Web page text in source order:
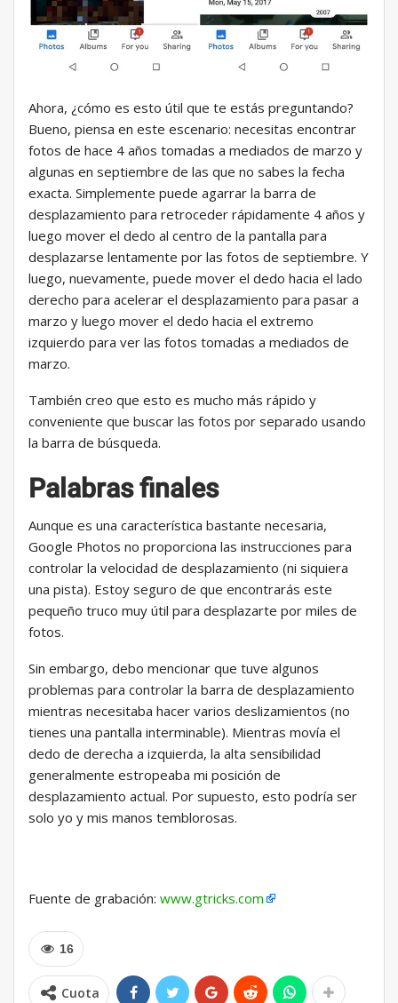
Ahora, ¿cómo es esto útil que te estás preguntando?
Bueno, piensa en este escenario: necesitas encontrar
fotos de hace 4 años tomadas a mediados de marzo y
algunas en septiembre de las que no sabes la fecha
exacta. Simplemente puede agarrar la barra de
desplazamiento para retroceder rápidamente 4 años y
luego mover el dedo al centro de la pantalla para
desplazarse lentamente por las fotos de septiembre. Y
luego, nuevamente, puede mover el dedo hacia el lado
derecho para acelerar el desplazamiento para pasar a
marzo y luego mover el dedo hacia el extremo
izquierdo para ver las fotos tomadas a mediados de
marzo.
También creo que esto es mucho más rápido y
conveniente que buscar las fotos por separado usando
la barra de búsqueda.
Palabras finales
Aunque es una característica bastante necesaria,
Google Photos no proporciona las instrucciones para
controlar la velocidad de desplazamiento (ni siquiera
una pista). Estoy seguro de que encontrarás este
pequeño truco muy útil para desplazarte por miles de
fotos.
Sin embargo, debo mencionar que tuve algunos
problemas para controlar la barra de desplazamiento
mientras necesitaba hacer varios deslizamientos (no
tienes una pantalla interminable). Mientras movía el
dedo de derecha a izquierda, la alta sensibilidad
generalmente estropeaba mi posición de
desplazamiento actual. Por supuesto, esto podría ser
solo yo y mis manos temblorosas.
Fuente de grabación: www.gtricks.com
16
Cuota